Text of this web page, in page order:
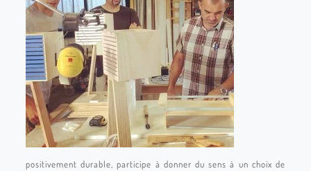
positivement durable, participe à donner du sens à un choix de